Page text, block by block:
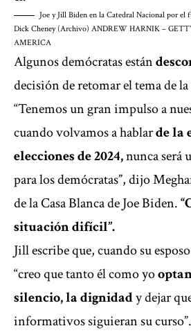
Joe y Jill Biden en la Catedral Nacional por el
Dick Cheney (Archivo) ANDREW HARNIK –
AMERICA
Algunos demócratas están
decisión de retomar el tema de
“Tenemos un gran impulso a
cuando volvamos a hablarde la
elecciones de 2024,nunca será
para los demócratas”, dijo
de la Casa Blanca de Joe Biden.
situación difícil”.
Jill escribe que, cuando su
“creo que tanto él como yo
silencio, la dignidady dejar
informativos siguieran su